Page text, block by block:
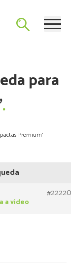
y un foro
sobre el mundo
para
Premium'
#22220
a video